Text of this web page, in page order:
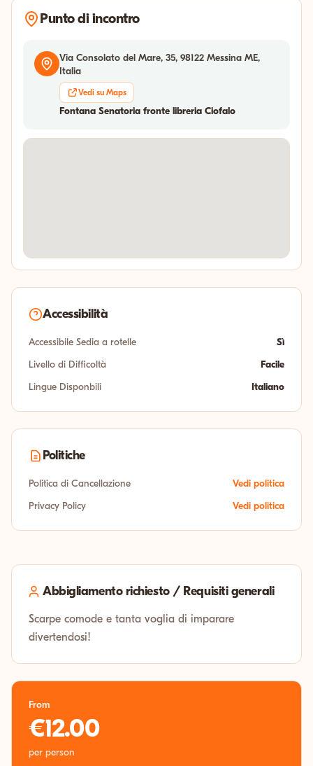
Punto di incontro
Via Consolato del Mare, 35, 98122 Messina ME,
Italia
Vedi su Maps
Fontana Senatoria fronte libreria Ciofalo
Accessibilità
Accessibile Sedia a rotelle
Sì
Livello di Difficoltà
Facile
Lingue Disponbili
Italiano
Politiche
Politica di Cancellazione
Vedi politica
Privacy Policy
Vedi politica
Abbigliamento richiesto / Requisiti generali
Scarpe comode e tanta voglia di imparare
divertendosi!
From
€12.00
per person